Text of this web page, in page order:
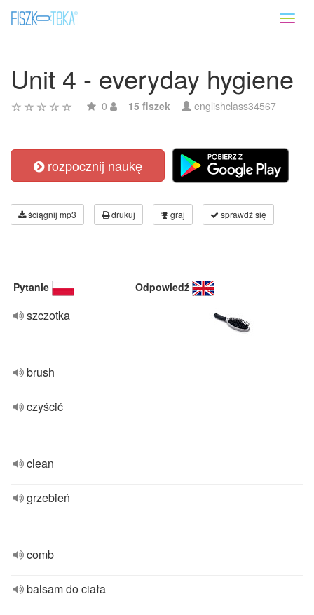
Unit 4 - everyday hygiene
0 15 fiszek englishclass34567
rozpocznij naukę
ściągnij mp3 drukuj graj sprawdź się
Pytanie Odpowiedź
szczotka
brush
czyścić
clean
grzebień
comb
balsam do ciała